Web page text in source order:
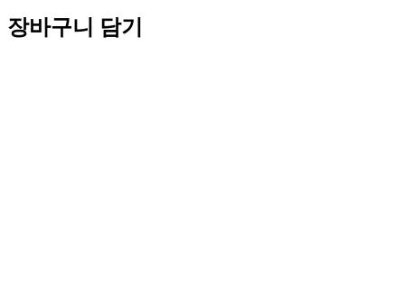
장바구니 담기